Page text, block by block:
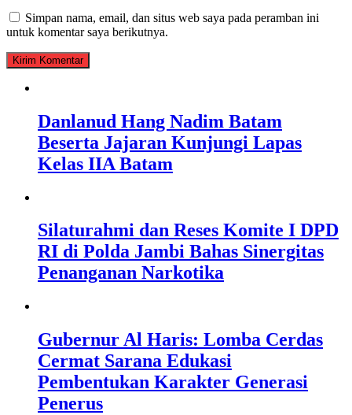
Simpan nama, email, dan situs web saya pada peramban ini
untuk komentar saya berikutnya.
Danlanud Hang Nadim Batam
Beserta Jajaran Kunjungi Lapas
Kelas IIA Batam
Silaturahmi dan Reses Komite I DPD
RI di Polda Jambi Bahas Sinergitas
Penanganan Narkotika
Gubernur Al Haris: Lomba Cerdas
Cermat Sarana Edukasi
Pembentukan Karakter Generasi
Penerus